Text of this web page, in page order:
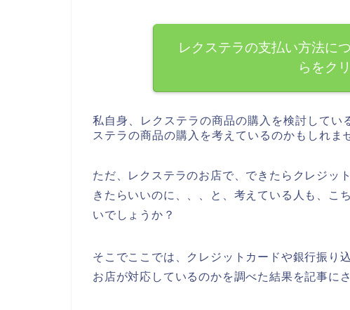
レクステラの支払い方法に
らをク
私自身、レクステラの商品の購入を検討してい
ステラの商品の購入を考えているのかもしれま
ただ、レクステラのお店で、できたらクレジッ
きたらいいのに、、、と、考えている人も、こ
いでしょうか？
そこでここでは、クレジットカードや銀行振り
お店が対応しているのかを調べた結果を記事に